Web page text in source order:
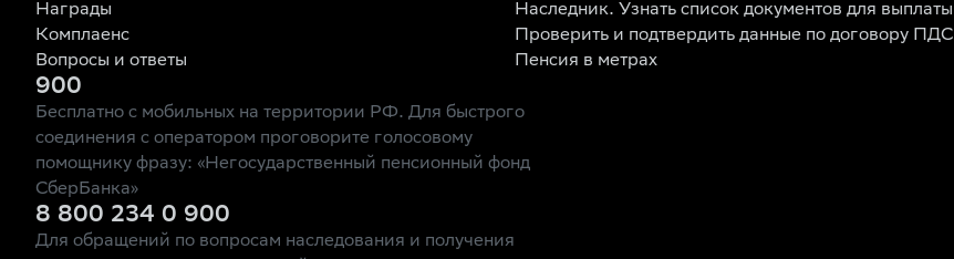
Награды
Комплаенс
Вопросы и ответы
Наследник. Узнать список документов для выплаты
Проверить и подтвердить данные по договору ПДС
Пенсия в метрах
900
Бесплатно с мобильных на территории РФ. Для быстрого
соединения с оператором проговорите голосовому
помощнику фразу: «Негосударственный пенсионный фонд
СберБанка»
8 800 234 0 900
Для обращений по вопросам наследования и получения